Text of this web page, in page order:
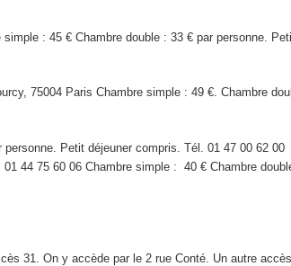
: 45 € Chambre double : 33 € par personne.
75004 Paris Chambre simple : 49 €. Chambre
Petit déjeuner compris. Tél. 01 47 00 62 00
44 75 60 06 Chambre simple : 40 € Chambre
31. On y accède par le 2 rue Conté. Un autre